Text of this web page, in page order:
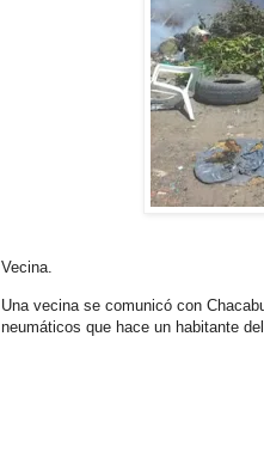
Vecina.
Una vecina se comunicó con
neumáticos que hace un habitante